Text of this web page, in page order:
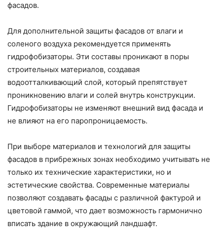
фасадов.
Для дополнительной защиты фасадов от влаги и
соленого воздуха рекомендуется применять
гидрофобизаторы. Эти составы проникают в поры
строительных материалов, создавая
водоотталкивающий слой, который препятствует
проникновению влаги и солей внутрь конструкции.
Гидрофобизаторы не изменяют внешний вид фасада и
не влияют на его паропроницаемость.
При выборе материалов и технологий для защиты
фасадов в прибрежных зонах необходимо учитывать не
только их технические характеристики, но и
эстетические свойства. Современные материалы
позволяют создавать фасады с различной фактурой и
цветовой гаммой, что дает возможность гармонично
вписать здание в окружающий ландшафт.